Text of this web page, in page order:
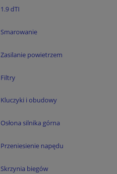
1.9 dTI
Smarowanie
Zasilanie powietrzem
Filtry
Kluczyki i obudowy
Osłona silnika górna
Przeniesienie napędu
Skrzynia biegów